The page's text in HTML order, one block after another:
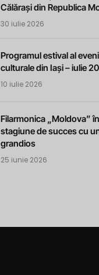
Călărași din Republica
30 iulie 2026
Programul estival al
culturale din Iași – iulie
10 iulie 2026
Filarmonica „Moldova”
stagiune de succes cu
grandios
25 iunie 2026